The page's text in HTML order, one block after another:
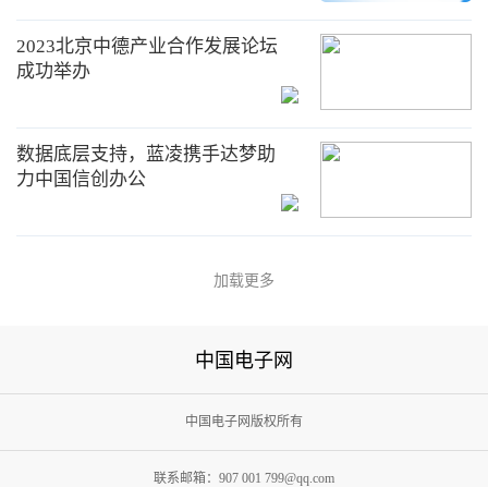
2023北京中德产业合作发展论坛
成功举办
数据底层支持，蓝凌携手达梦助
力中国信创办公
加载更多
中国电子网
中国电子网版权所有
联系邮箱：907 001 799@qq.com